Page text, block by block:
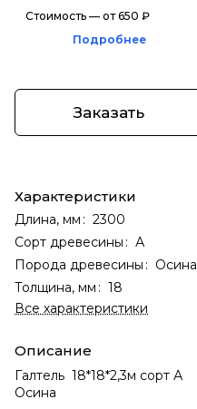
Стоимость — от 650 ₽
Подробнее
Заказать
Характеристики
Длина, мм : 2300
Сорт древесины : А
Порода древесины : Осина
Толщина, мм : 18
Все характеристики
Описание
Галтель 18*18*2,3м сорт А
Осина